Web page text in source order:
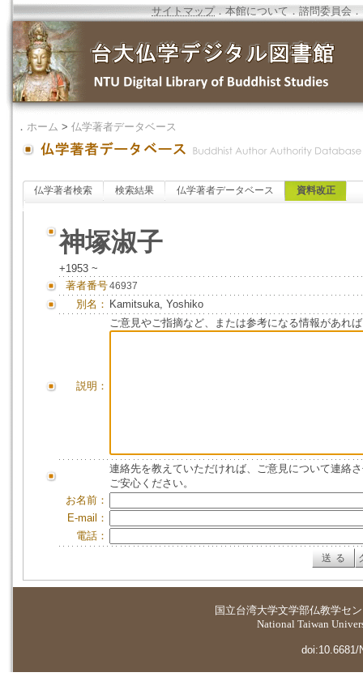
サイトマップ．本館について ．諮問委員会 ．
． ホーム > 仏学著者データベース
仏学著者検索 検索結果 仏学著者データベース 資料改正
神塚淑子
+1953 ~
著者番号46937
別名： Kamitsuka, Yoshiko
説明：
ご意見やご指摘など、または参考になる情報があれ
連絡先を教えていただければ、ご意見について連絡
ご安心ください。
お名前：
E-mail：
電話：
国立台湾大学文学部仏教学セ
National Taiwan
doi:10.6681/